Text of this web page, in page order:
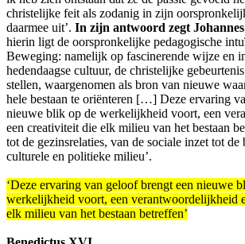
christelijke feit als zodanig in zijn
daarmee uit’. In zijn antwoord zegt
hierin ligt de oorspronkelijke pedagogische
Beweging: namelijk op fascinerende wijze en
hedendaagse cultuur, de christelijke
stellen, waargenomen als bron van nieuwe
hele bestaan te oriënteren […] Deze ervaring
nieuwe blik op de werkelijkheid voort, een
een creativiteit die elk milieu van het bestaan
tot de gezinsrelaties, van de sociale inzet tot de
culturele en politieke milieu’.
‘Deze ervaring van geloof brengt een nieuwe
werkelijkheid voort, een verantwoordelijkheid
elk milieu van het bestaan betreffen’